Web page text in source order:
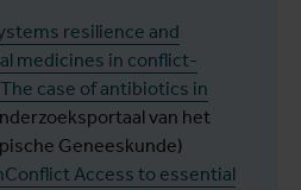
resilience and
medicines in conflict-
case of antibiotics in
van het
Geneeskunde)
Access to essential